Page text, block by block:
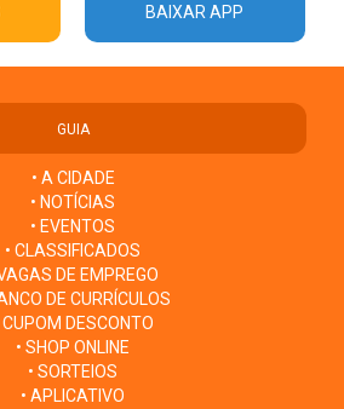
BAIXAR APP
GUIA
• A CIDADE
• NOTÍCIAS
• EVENTOS
• CLASSIFICADOS
DE EMPREGO
DE CURRÍCULOS
CUPOM DESCONTO
• SHOP ONLINE
• SORTEIOS
• APLICATIVO